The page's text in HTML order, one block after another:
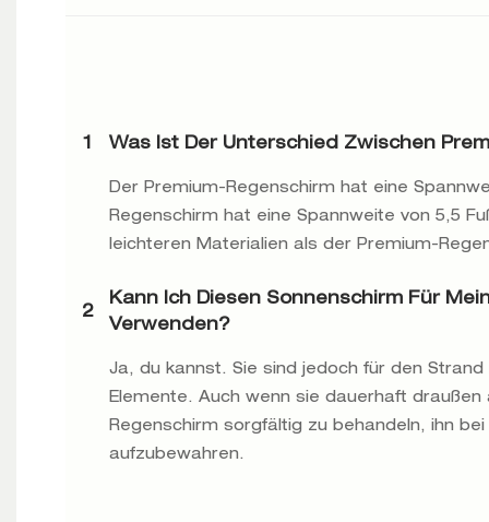
1 Was Ist Der Unterschied Zwischen
Der Premium-Regenschirm hat eine
Regenschirm hat eine Spannweite von 5,5
leichteren Materialien als der Premium-
2
Kann Ich Diesen Sonnenschirm Für
Verwenden?
Ja, du kannst. Sie sind jedoch für den
Elemente. Auch wenn sie dauerhaft
Regenschirm sorgfältig zu behandeln, ihn
aufzubewahren.